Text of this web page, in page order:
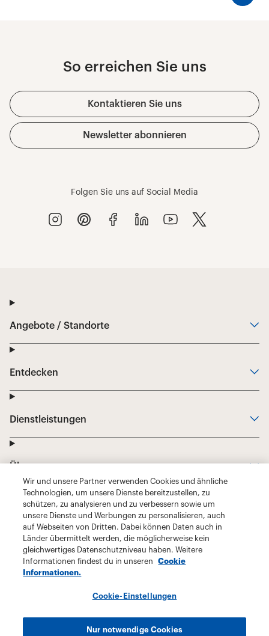
Wir und unsere Partner verwenden Cookies und ähnliche
Technologien, um unsere Dienste bereitzustellen, zu
schützen, zu analysieren und zu verbessern sowie um
unsere Dienste und Werbungen zu personalisieren, auch
auf Webseiten von Dritten. Dabei können Daten auch in
Länder übermittelt werden, die möglicherweise kein
gleichwertiges Datenschutzniveau haben. Weitere
Informationen findest du in unseren
Cookie
Informationen.
Cookie-Einstellungen
Nur notwendige Cookies